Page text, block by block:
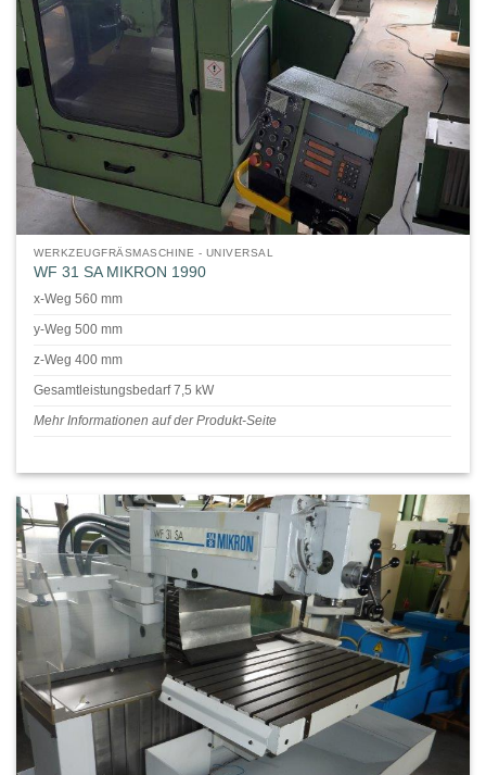
WERKZEUGFRÄSMASCHINE - UNIVERSAL
WF 31 SA MIKRON 1990
x-Weg 560 mm
y-Weg 500 mm
z-Weg 400 mm
Gesamtleistungsbedarf 7,5 kW
Mehr Informationen auf der Produkt-Seite